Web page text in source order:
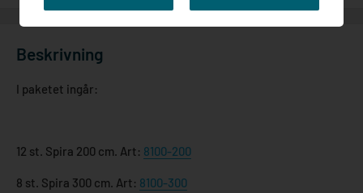
Beskrivning
I paketet ingår:
12 st. Spira 200 cm. Art: 8100-200
8 st. Spira 300 cm. Art: 8100-300